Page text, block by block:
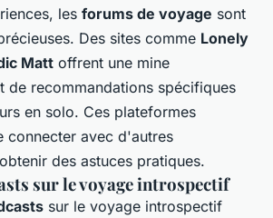
les forums de voyage sont
Des sites comme Lonely
Matt offrent une mine
de recommandations spécifiques
en solo. Ces plateformes
connecter avec d'autres
des astuces pratiques.
sur le voyage introspectif
sur le voyage introspectif